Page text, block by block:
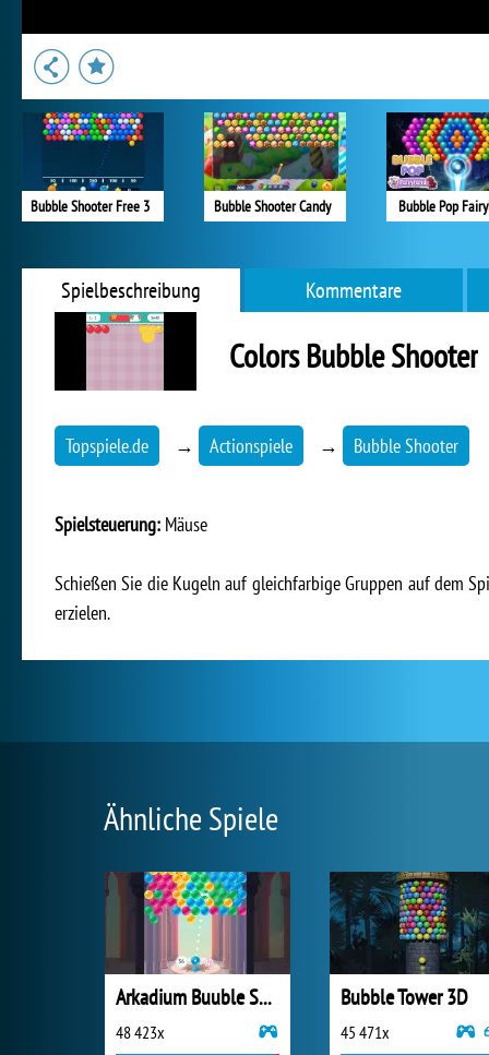
Bubble Shooter Free 3 Bubble Shooter Candy Bubble Pop
Spielbeschreibung Kommentare
Colors Bubble Shooter
Topspiele.de → Actionspiele → Bubble Shooter
Spielsteuerung: Mäuse
Schießen Sie die Kugeln auf gleichfarbige Gruppen auf dem
erzielen.
Ähnliche Spiele
Arkadium Buuble Shooter
48 423x
Bubble Tower 3D
45 471x